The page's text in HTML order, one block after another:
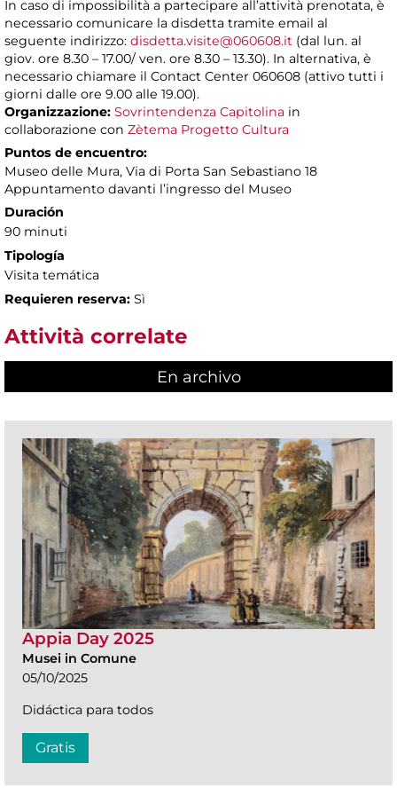
In caso di impossibilità a partecipare all’attività prenotata, è
necessario comunicare la disdetta tramite email al
seguente indirizzo: disdetta.visite@060608.it (dal lun. al
giov. ore 8.30 – 17.00/ ven. ore 8.30 – 13.30). In alternativa, è
necessario chiamare il Contact Center 060608 (attivo tutti i
giorni dalle ore 9.00 alle 19.00).
Organizzazione: Sovrintendenza Capitolina in
collaborazione con Zètema Progetto Cultura
Puntos de encuentro:
Museo delle Mura, Via di Porta San Sebastiano 18
Appuntamento davanti l’ingresso del Museo
Duración
90 minuti
Tipología
Visita temática
Requieren reserva: Sì
Attività correlate
En archivo
Appia Day 2025
Musei in Comune
05/10/2025
Didáctica para todos
Gratis